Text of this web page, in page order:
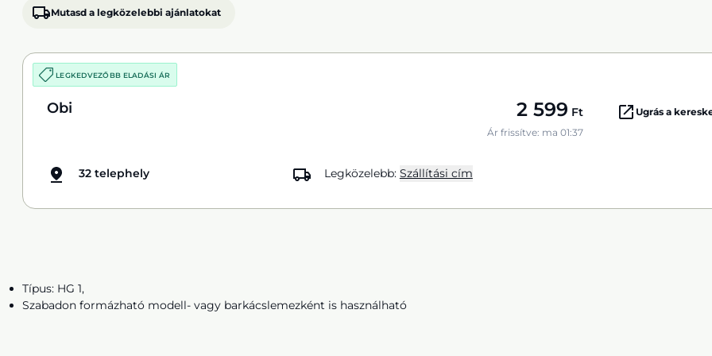
Mutasd a legközelebbi ajánlatokat
LEGKEDVEZŐBB ELADÁSI ÁR
Obi 2 599 Ft
Ár frissítve: ma 01:37
Ugrás a
32 telephely Legközelebb: Szállítási cím
Típus: HG 1,
Szabadon formázható modell- vagy barkácslemezként is használható